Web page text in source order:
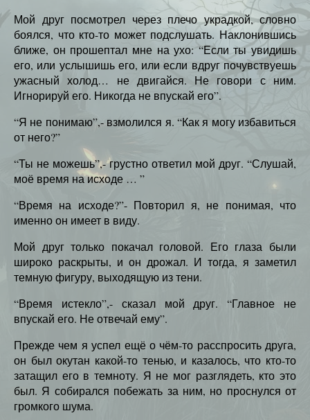
Мой друг посмотрел через плечо украдкой, словно
боялся, что кто-то может подслушать. Наклонившись
ближе, он прошептал мне на ухо: “Если ты увидишь
его, или услышишь его, или если вдруг почувствуешь
ужасный холод… не двигайся. Не говори с ним.
Игнорируй его. Никогда не впускай его”.
“Я не понимаю”,- взмолился я. “Как я могу избавиться
от него?”
“Ты не можешь”,- грустно ответил мой друг. “Слушай,
моё время на исходе … ”
“Время на исходе?”- Повторил я, не понимая, что
именно он имеет в виду.
Мой друг только покачал головой. Его глаза были
широко раскрыты, и он дрожал. И тогда, я заметил
темную фигуру, выходящую из тени.
“Время истекло”,- сказал мой друг. “Главное не
впускай его. Не отвечай ему”.
Прежде чем я успел ещё о чём-то расспросить друга,
он был окутан какой-то тенью, и казалось, что кто-то
затащил его в темноту. Я не мог разглядеть, кто это
был. Я собирался побежать за ним, но проснулся от
громкого шума.